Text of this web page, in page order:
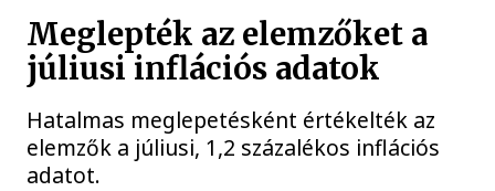
Meglepték az elemzőket a
júliusi inflációs adatok
Hatalmas meglepetésként értékelték az
elemzők a júliusi, 1,2 százalékos inflációs
adatot.